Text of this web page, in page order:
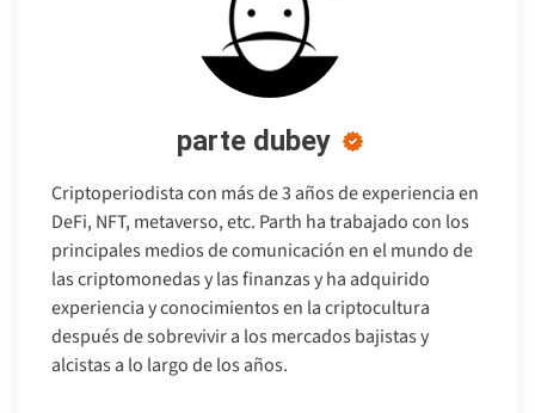
parte dubey
Criptoperiodista con más de 3 años de experiencia en
DeFi, NFT, metaverso, etc. Parth ha trabajado con los
principales medios de comunicación en el mundo de
las criptomonedas y las finanzas y ha adquirido
experiencia y conocimientos en la criptocultura
después de sobrevivir a los mercados bajistas y
alcistas a lo largo de los años.